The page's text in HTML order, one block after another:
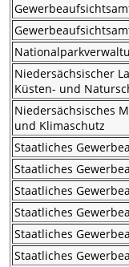
Niedersächsischer
Küsten- und
Niedersächsisches
und Klimaschutz
Staatliches
Staatliches
Staatliches
Staatliches
Staatliches
Staatliches